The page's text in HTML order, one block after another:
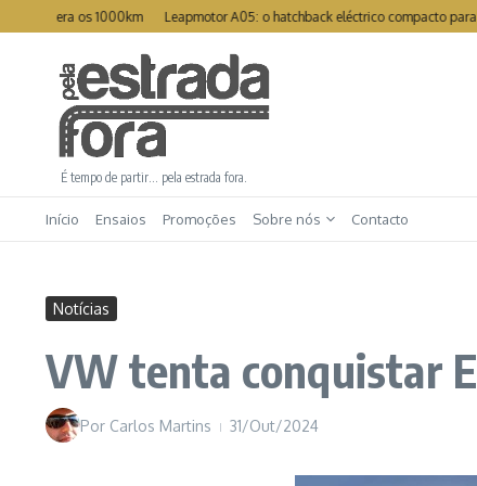
Ir para o conteúdo
os 1000km Leapmotor A05: o hatchback eléctrico compacto para a
É tempo de partir… pela estrada fora.
Início Ensaios Promoções Sobre nós Contacto
Notícias
VW tenta conquistar
Por Carlos Martins 31/Out/2024